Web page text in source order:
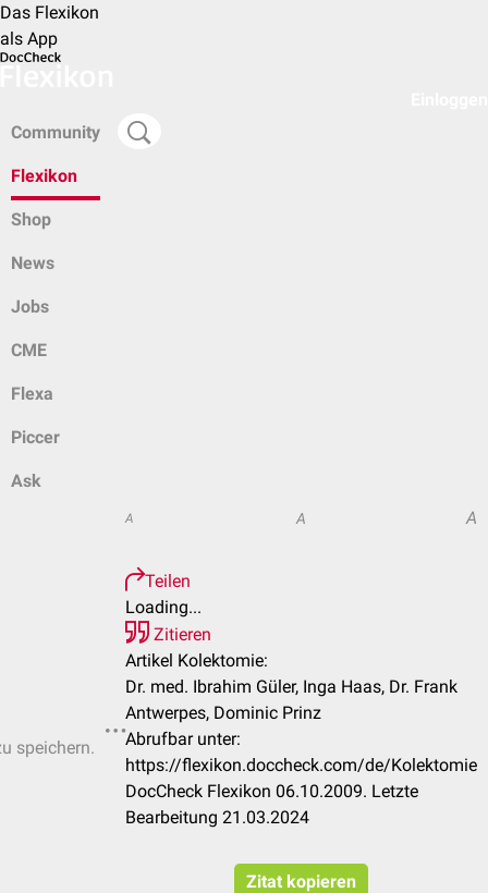
Das Flexikon
als App
Community
Flexikon
Shop
News
Jobs
CME
Flexa
Piccer
Ask
speichern.
A A A
Teilen
Loading...
Zitieren
Artikel Kolektomie:
Dr. med. Ibrahim Güler, Inga Haas, Dr. Frank
Antwerpes, Dominic Prinz
Abrufbar unter:
https://flexikon.doccheck.com/de/Kolektomie
DocCheck Flexikon 06.10.2009. Letzte
Bearbeitung 21.03.2024
Zitat kopieren